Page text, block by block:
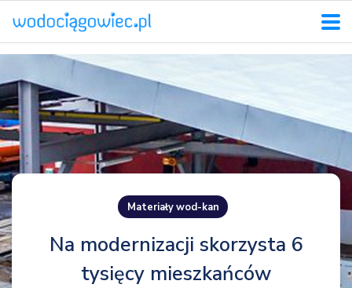
Materiały wod-kan
Na modernizacji skorzysta 6
tysięcy mieszkańców